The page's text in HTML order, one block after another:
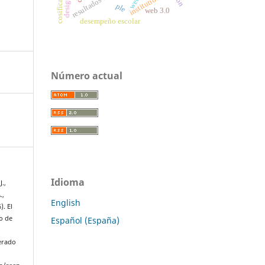
El
de
desempeño escolar
ple web 3.0
Número actual
Idioma
English
Español (España)